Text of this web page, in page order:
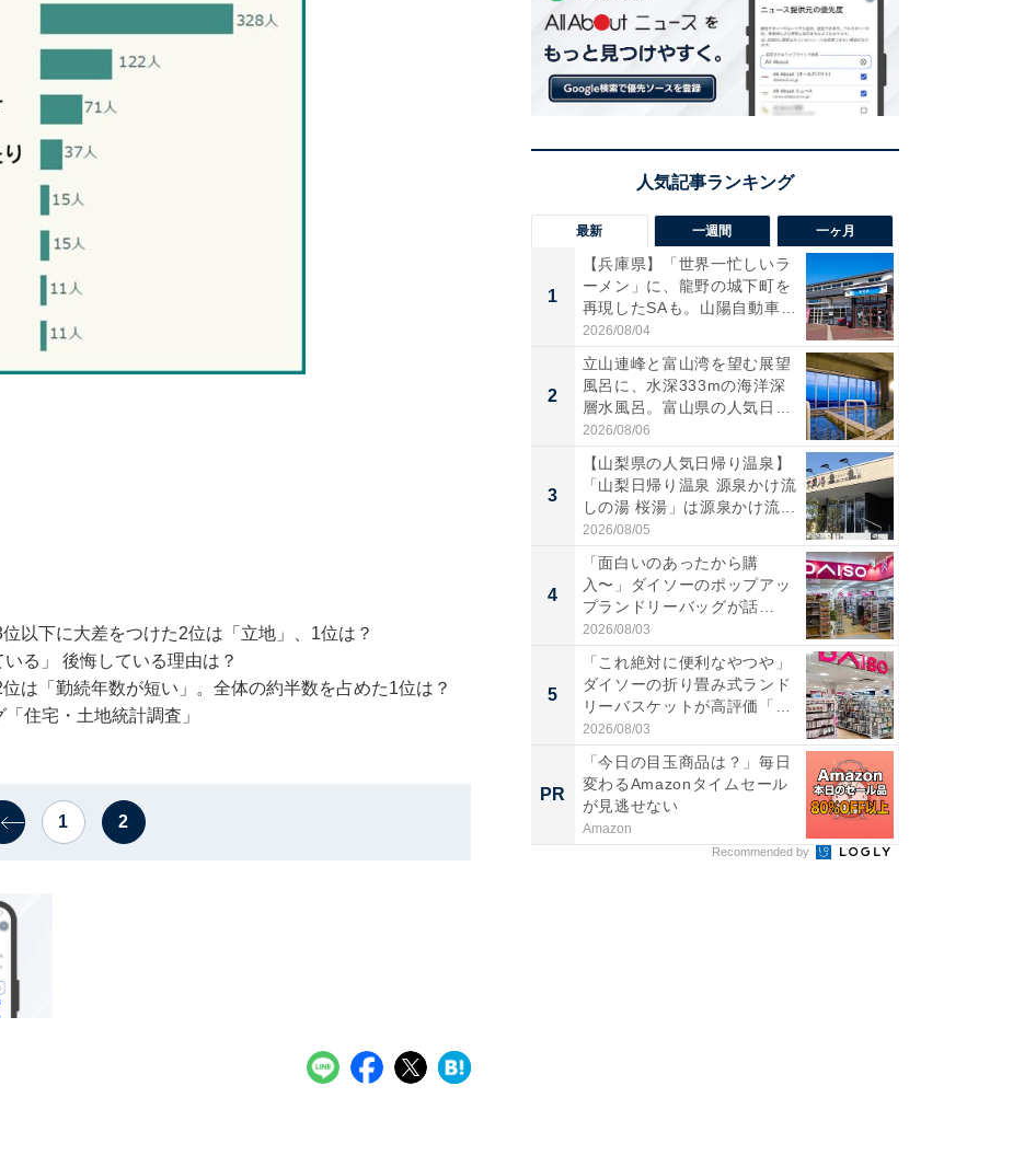
以下に大差をつけた2位は「立地」、1位は？
る」 後悔している理由は？
は「勤続年数が短い」。全体の約半数を占めた1位は？
住宅・土地統計調査」
1 2
最新 一週間 一ヶ月
1
【兵庫県】「世界一忙しいラ
ーメン」に、龍野の城下町を
再現したSAも。山陽自動車
道...
2026/08/04
2
立山連峰と富山湾を望む展望
風呂に、水深333mの海洋深
層水風呂。富山県の人気日
帰...
2026/08/06
3
【山梨県の人気日帰り温泉】
「山梨日帰り温泉 源泉かけ流
しの湯 桜湯」は源泉かけ流...
2026/08/05
4
「面白いのあったから購
入〜」ダイソーのポップアッ
プランドリーバッグが話
題。“さま...
2026/08/03
5
「これ絶対に便利なやつや」
ダイソーの折り畳み式ランド
リーバスケットが高評価「使
わ...
2026/08/03
PR
「今日の目玉商品は？」毎日
変わるAmazonタイムセール
が見逃せない
Amazon
Recommended by